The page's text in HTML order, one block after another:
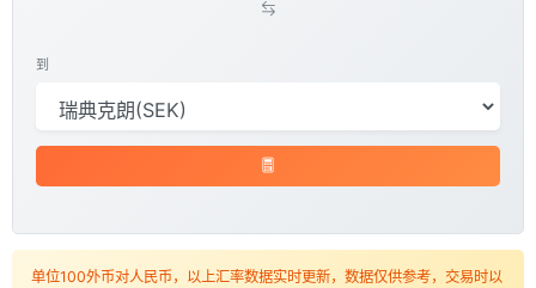
到
单位100外币对人民币，以上汇率数据实时更新，数据仅供参考，交易时以